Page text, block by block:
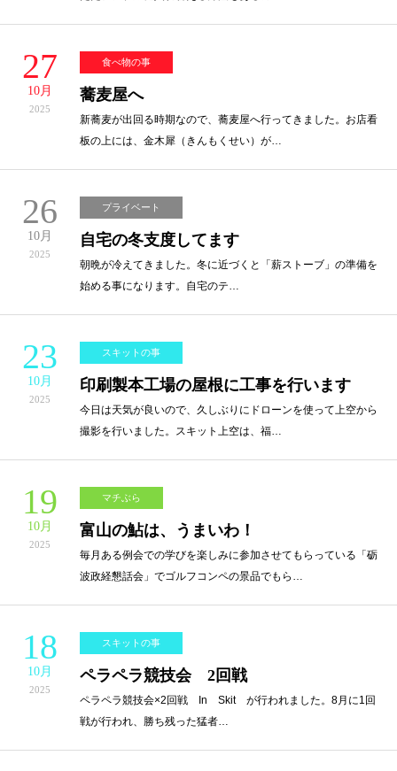
27
10月
2025
食べ物の事
蕎麦屋へ
新蕎麦が出回る時期なので、蕎麦屋へ行ってきました。お店看
板の上には、金木犀（きんもくせい）が…
26
10月
2025
プライベート
自宅の冬支度してます
朝晩が冷えてきました。冬に近づくと「薪ストーブ」の準備を
始める事になります。自宅のテ…
23
10月
2025
スキットの事
印刷製本工場の屋根に工事を行います
今日は天気が良いので、久しぶりにドローンを使って上空から
撮影を行いました。スキット上空は、福…
19
10月
2025
マチぶら
富山の鮎は、うまいわ！
毎月ある例会での学びを楽しみに参加させてもらっている「砺
波政経懇話会」でゴルフコンペの景品でもら…
18
10月
2025
スキットの事
ペラペラ競技会 2回戦
ペラペラ競技会×2回戦 In Skit が行われました。8月に1回
戦が行われ、勝ち残った猛者…